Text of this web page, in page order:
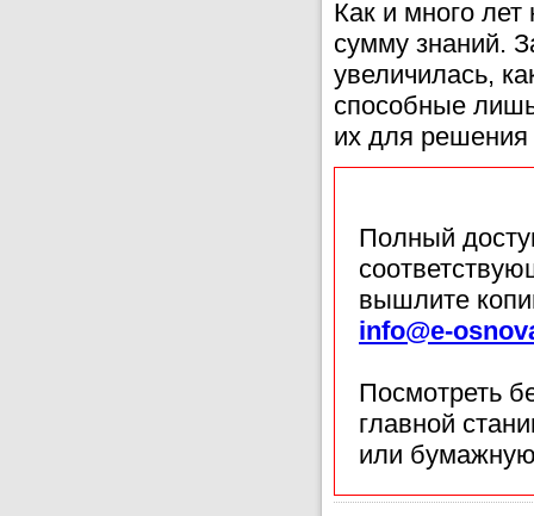
Как и много
сумму знаний.
увеличилась,
способные
их для
Полный
вышлите
info@e-
Посмотреть
главной
или